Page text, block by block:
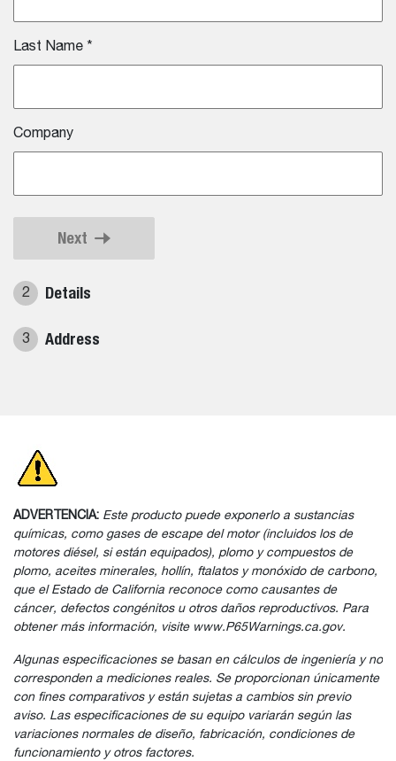
Last Name *
Company
Next
2 Details
3 Address
ADVERTENCIA: Este producto puede exponerlo a sustancias
químicas, como gases de escape del motor (incluidos los de
motores diésel, si están equipados), plomo y compuestos de
plomo, aceites minerales, hollín, ftalatos y monóxido de carbono,
que el Estado de California reconoce como causantes de
cáncer, defectos congénitos u otros daños reproductivos. Para
obtener más información, visite www.P65Warnings.ca.gov.
Algunas especificaciones se basan en cálculos de ingeniería y no
corresponden a mediciones reales. Se proporcionan únicamente
con fines comparativos y están sujetas a cambios sin previo
aviso. Las especificaciones de su equipo variarán según las
variaciones normales de diseño, fabricación, condiciones de
funcionamiento y otros factores.